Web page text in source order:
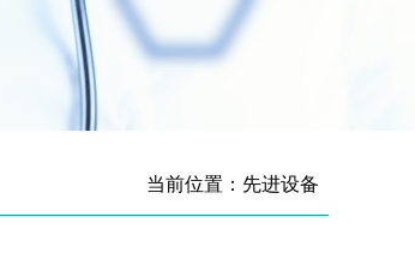
当前位置：先进设备